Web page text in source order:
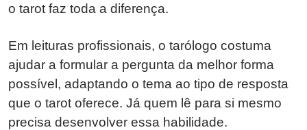
o tarot faz toda a diferença.
Em leituras profissionais, o tarólogo costuma
ajudar a formular a pergunta da melhor forma
possível, adaptando o tema ao tipo de resposta
que o tarot oferece. Já quem lê para si mesmo
precisa desenvolver essa habilidade.